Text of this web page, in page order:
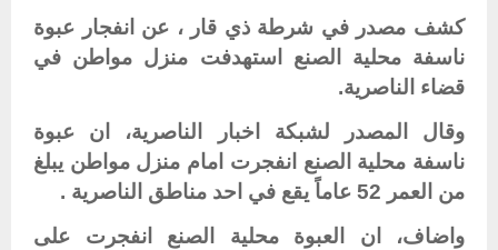
كشف مصدر في شرطة ذي قار ، عن انفجار عبوة
ناسفة محلية الصنع استهدفت منزل مواطن في
قضاء الناصرية.
وقال المصدر لشبكة اخبار الناصرية، ان عبوة
ناسفة محلية الصنع انفجرت امام منزل مواطن يبلغ
من العمر 52 عاماً يقع في احد مناطق الناصرية .
واضاف، ان العبوة محلية الصنع انفجرت على